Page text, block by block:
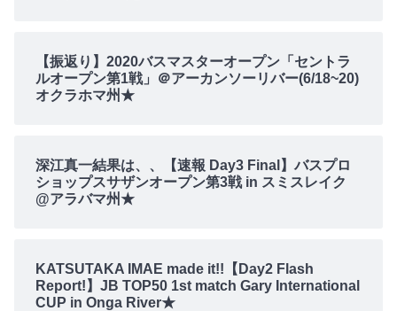
【振返り】2020バスマスターオープン「セントラ
ルオープン第1戦」＠アーカンソーリバー(6/18~20)
オクラホマ州★
深江真一結果は、、【速報 Day3 Final】バスプロ
ショップスサザンオープン第3戦 in スミスレイク
@アラバマ州★
KATSUTAKA IMAE made it!!【Day2 Flash
Report!】JB TOP50 1st match Gary International
CUP in Onga River★